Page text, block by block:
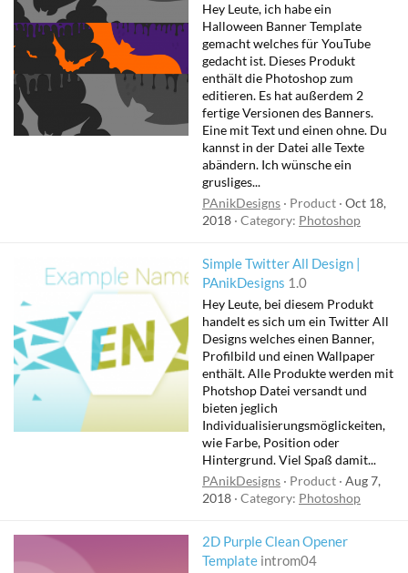
Hey Leute, ich habe ein
Halloween Banner Template
gemacht welches für YouTube
gedacht ist. Dieses Produkt
enthält die Photoshop zum
editieren. Es hat außerdem 2
fertige Versionen des Banners.
Eine mit Text und einen ohne. Du
kannst in der Datei alle Texte
abändern. Ich wünsche ein
grusliges...
PAnikDesigns
Product Oct 18,
2018 Category: Photoshop
Simple Twitter All Design |
PAnikDesigns 1.0
Hey Leute, bei diesem Produkt
handelt es sich um ein Twitter All
Designs welches einen Banner,
Profilbild und einen Wallpaper
enthält. Alle Produkte werden mit
Photshop Datei versandt und
bieten jeglich
Individualisierungsmöglickeiten,
wie Farbe, Position oder
Hintergrund. Viel Spaß damit...
PAnikDesigns
Product Aug 7,
2018 Category: Photoshop
2D Purple Clean Opener
Template introm04